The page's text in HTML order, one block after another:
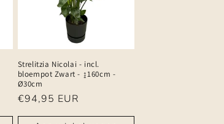
Strelitzia Nicolai - incl.
bloempot Zwart - ↨160cm -
Ø30cm
Normale
€94,95 EUR